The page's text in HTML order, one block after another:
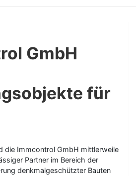
GmbH
für
die Immcontrol GmbH mittlerweile
Partner im Bereich der
denkmalgeschützter Bauten